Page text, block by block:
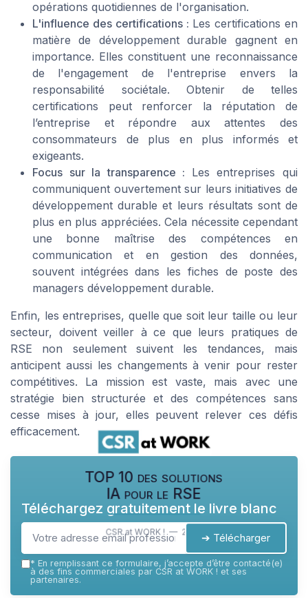
opérations quotidiennes de l'organisation.
L'influence des certifications : Les certifications en
matière de développement durable gagnent en
importance. Elles constituent une reconnaissance
de l'engagement de l'entreprise envers la
responsabilité sociétale. Obtenir de telles
certifications peut renforcer la réputation de
l’entreprise et répondre aux attentes des
consommateurs de plus en plus informés et
exigeants.
Focus sur la transparence : Les entreprises qui
communiquent ouvertement sur leurs initiatives de
développement durable et leurs résultats sont de
plus en plus appréciées. Cela nécessite cependant
une bonne maîtrise des compétences en
communication et en gestion des données,
souvent intégrées dans les fiches de poste des
managers développement durable.
Enfin, les entreprises, quelle que soit leur taille ou leur
secteur, doivent veiller à ce que leurs pratiques de
RSE non seulement suivent les tendances, mais
anticipent aussi les changements à venir pour rester
compétitives. La mission est vaste, mais avec une
stratégie bien structurée et des compétences sans
cesse mises à jour, elles peuvent relever ces défis
efficacement.
TOP 10 des solutions
IA pour le RSE
CSR at WORK ! — 2026
Téléchargez gratuitement le livre blanc
➔ Télécharger
* En remplissant ce formulaire, j’accepte d’être contacté(e)
à des fins commerciales par CSR at WORK ! et ses
partenaires.